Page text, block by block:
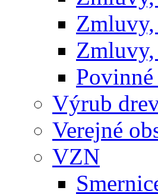
Výrub
Verejné
VZN